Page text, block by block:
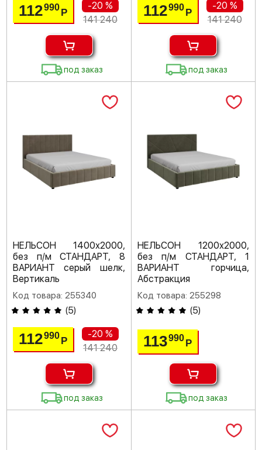
112990 Р
-20 %
141 240
под заказ
112990 Р
-20 %
141 240
под заказ
НЕЛЬСОН 1400х2000,
без п/м СТАНДАРТ, 8
ВАРИАНТ серый шелк,
Вертикаль
Код товара: 255340
(5)
112990 Р
-20 %
141 240
под заказ
НЕЛЬСОН 1200х2000,
без п/м СТАНДАРТ, 1
ВАРИАНТ горчица,
Абстракция
Код товара: 255298
(5)
113990 Р
под заказ